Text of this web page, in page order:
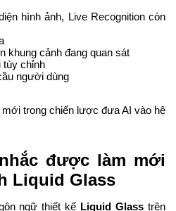
hình ảnh, Live Recognition còn
khung cảnh đang quan sát
tùy chỉnh
người dùng
trong chiến lược đưa AI vào hệ
được làm mới
Liquid Glass
ngữ thiết kế Liquid Glass trên